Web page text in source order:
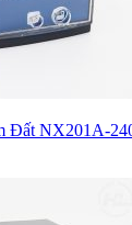
Đất NX201A-